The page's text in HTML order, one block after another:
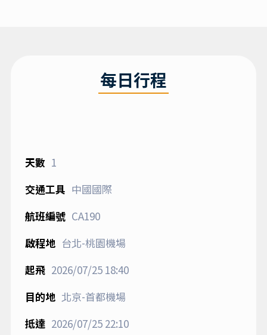
每日行程
1
中國國際
CA190
台北-桃園機場
2026/07/2518:40
北京-首都機場
2026/07/2522:10